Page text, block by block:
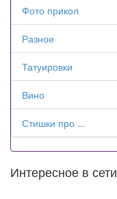
Фото прикол
Разное
Татуировки
Вино
Стишки про ...
Интересное в сети